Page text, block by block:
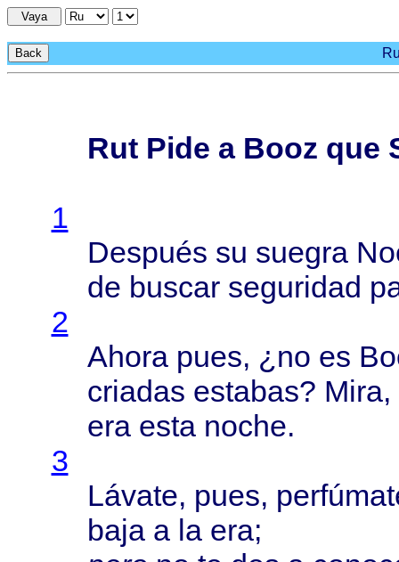
Vaya
Back
Rut Pide a Booz que
1
Después su suegra
de buscar seguridad
2
Ahora pues, ¿no es
criadas estabas? Mira,
era esta noche.
3
Lávate, pues,
bajaa la era;